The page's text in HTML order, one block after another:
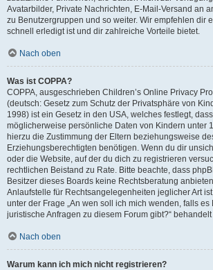
Avatarbilder, Private Nachrichten, E-Mail-Versand an
zu Benutzergruppen und so weiter. Wir empfehlen dir
schnell erledigt ist und dir zahlreiche Vorteile bietet.
Nach oben
Was ist COPPA?
COPPA, ausgeschrieben Children’s Online Privacy
(deutsch: Gesetz zum Schutz der Privatsphäre von
1998) ist ein Gesetz in den USA, welches festlegt,
möglicherweise persönliche Daten von Kindern unter
hierzu die Zustimmung der Eltern beziehungsweise
Erziehungsberechtigten benötigen. Wenn du dir
oder die Website, auf der du dich zu registrieren
rechtlichen Beistand zu Rate. Bitte beachte, dass
Besitzer dieses Boards keine Rechtsberatung
Anlaufstelle für Rechtsangelegenheiten jeglicher Art
unter der Frage „An wen soll ich mich wenden, falls
juristische Anfragen zu diesem Forum gibt?“
Nach oben
Warum kann ich mich nicht registrieren?